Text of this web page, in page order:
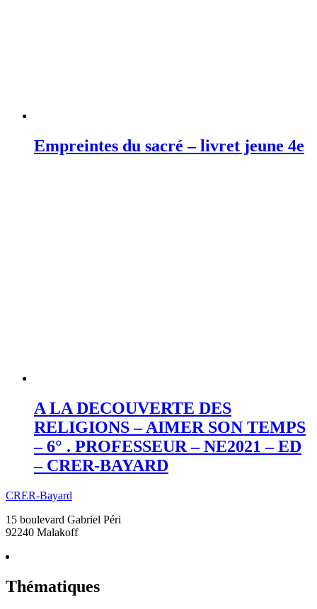
Empreintes du sacré – livret jeune 4e
A LA DECOUVERTE DES
RELIGIONS – AIMER SON TEMPS
– 6° . PROFESSEUR – NE2021 – ED
– CRER-BAYARD
CRER-Bayard
15 boulevard Gabriel Péri
92240 Malakoff
Thématiques